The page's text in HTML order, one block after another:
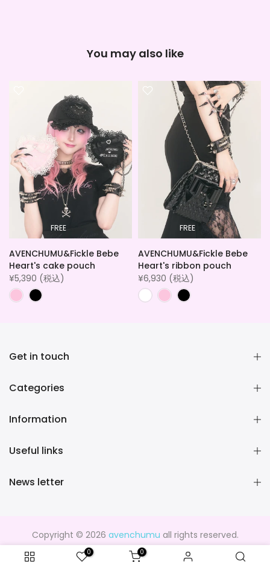
You may also like
FREE
AVENCHUMU&Fickle Bebe
Heart's cake pouch
¥5,390 (税込)
FREE
AVENCHUMU&Fickle Bebe
Heart's ribbon pouch
¥6,930 (税込)
Get in touch
Categories
Information
Useful links
News letter
Copyright © 2026 avenchumu all rights reserved.
0 0